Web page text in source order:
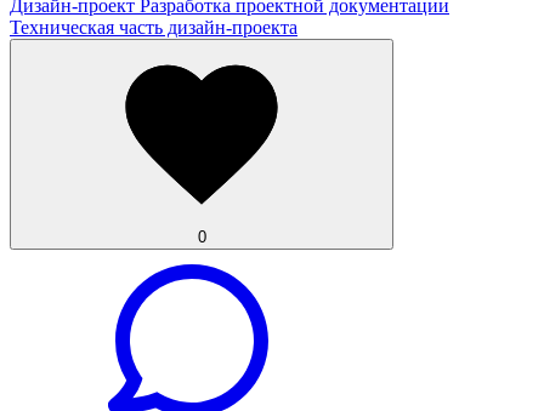
Дизайн-проект Разработка проектной документации
Техническая часть дизайн-проекта
0